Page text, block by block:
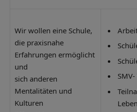
Wir wollen eine Schule,
die praxisnahe
Erfahrungen ermöglicht
und
sich anderen
Mentalitäten und
Kulturen
Leben